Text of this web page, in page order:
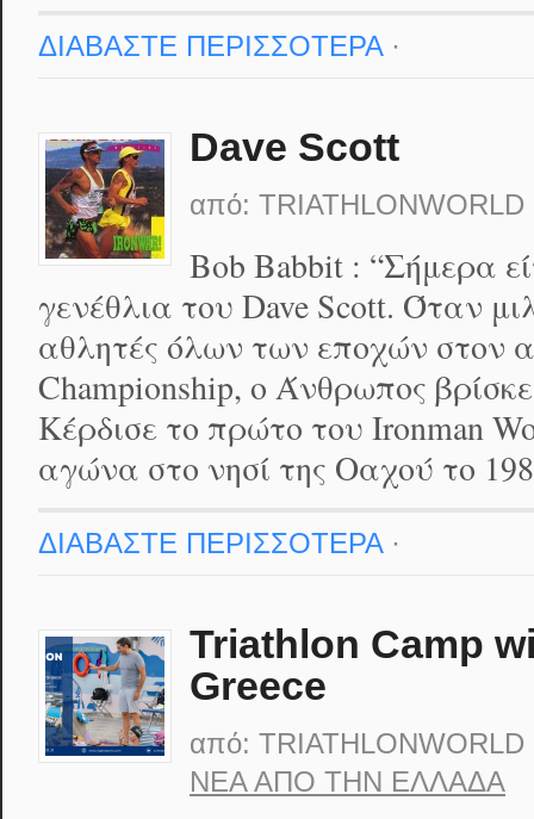
ΔΙΑΒΑΣΤΕ ΠΕΡΙΣΣΟΤΕΡΑ·
Dave Scott
από: TRIATHLONWORLD
Bob Babbit : “Σήμερα
γενέθλια του Dave Scott. Όταν
αθλητές όλων των εποχών στον
Championship, ο Άνθρωπος
Κέρδισε το πρώτο του Ironman
αγώνα στο νησί της Οαχού το
ΔΙΑΒΑΣΤΕ ΠΕΡΙΣΣΟΤΕΡΑ·
Triathlon Camp
Greece
από: TRIATHLONWORLD
ΝΈΑ ΑΠΟ ΤΗΝ ΕΛΛΆΔΑ